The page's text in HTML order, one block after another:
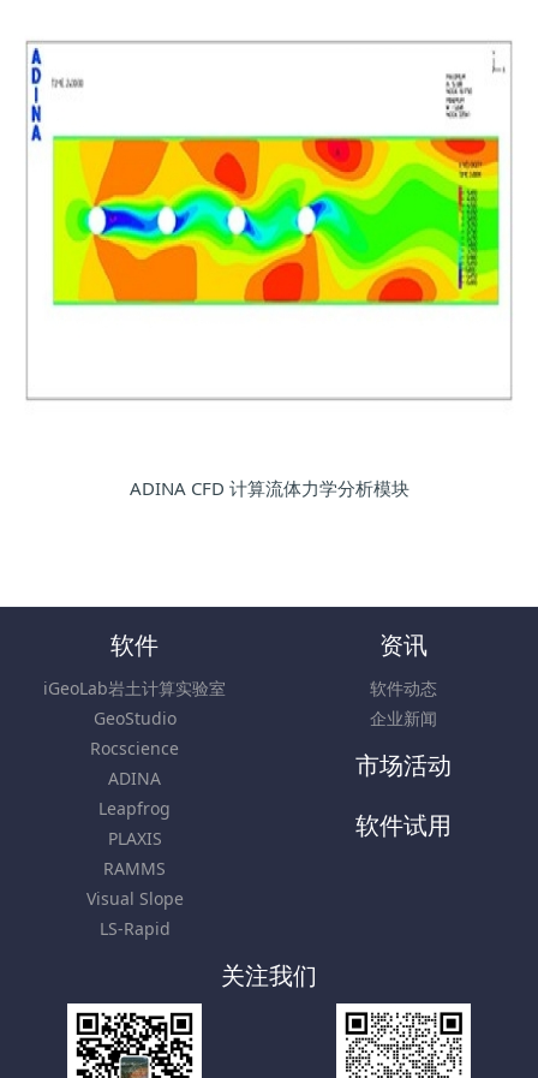
ADINA CFD 计算流体力学分析模块
软件
iGeoLab岩土计算实验室
GeoStudio
Rocscience
ADINA
Leapfrog
PLAXIS
RAMMS
Visual Slope
LS-Rapid
资讯
软件动态
企业新闻
市场活动
软件试用
关注我们